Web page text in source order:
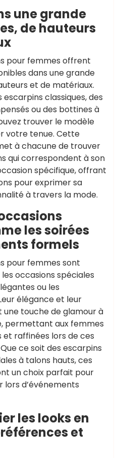
une grande
de hauteurs
pour femmes offrent
dans une grande
et de matériaux.
classiques, des
ou des bottines à
trouver le modèle
votre tenue. Cette
à chacune de trouver
qui correspondent à son
spécifique, offrant
pour exprimer sa
à travers la mode.
les soirées
formels
pour femmes sont
occasions spéciales
ou les
élégance et leur
touche de glamour à
permettant aux femmes
raffinées lors de ces
ce soit des escarpins
à talons hauts, ces
un choix parfait pour
d’événements
les looks en
et